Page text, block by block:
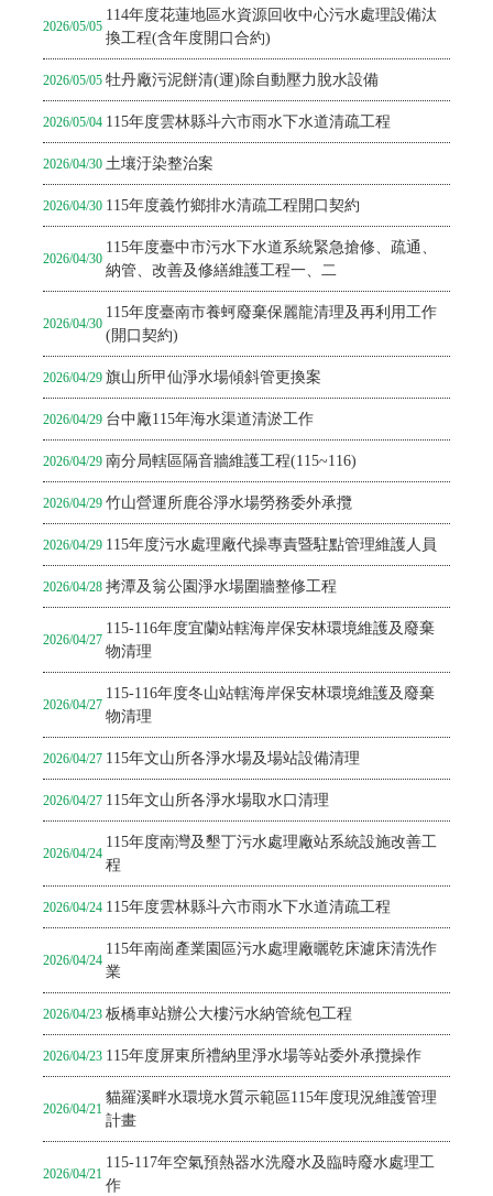
2026/05/05
114年度花蓮地區水資源回收中心污水處理設備汰
換工程(含年度開口合約)
2026/05/05 牡丹廠污泥餅清(運)除自動壓力脫水設備
2026/05/04 115年度雲林縣斗六市雨水下水道清疏工程
2026/04/30 土壤汙染整治案
2026/04/30 115年度義竹鄉排水清疏工程開口契約
2026/04/30
115年度臺中市污水下水道系統緊急搶修、疏通、
納管、改善及修繕維護工程一、二
2026/04/30
115年度臺南市養蚵廢棄保麗龍清理及再利用工作
(開口契約)
2026/04/29 旗山所甲仙淨水場傾斜管更換案
2026/04/29 台中廠115年海水渠道清淤工作
2026/04/29 南分局轄區隔音牆維護工程(115~116)
2026/04/29 竹山營運所鹿谷淨水場勞務委外承攬
2026/04/29 115年度污水處理廠代操專責暨駐點管理維護人員
2026/04/28 拷潭及翁公園淨水場圍牆整修工程
2026/04/27
115-116年度宜蘭站轄海岸保安林環境維護及廢棄
物清理
2026/04/27
115-116年度冬山站轄海岸保安林環境維護及廢棄
物清理
2026/04/27 115年文山所各淨水場及場站設備清理
2026/04/27 115年文山所各淨水場取水口清理
2026/04/24
115年度南灣及墾丁污水處理廠站系統設施改善工
程
2026/04/24 115年度雲林縣斗六市雨水下水道清疏工程
2026/04/24
115年南崗產業園區污水處理廠曬乾床濾床清洗作
業
2026/04/23 板橋車站辦公大樓污水納管統包工程
2026/04/23 115年度屏東所禮納里淨水場等站委外承攬操作
2026/04/21
貓羅溪畔水環境水質示範區115年度現況維護管理
計畫
2026/04/21
115-117年空氣預熱器水洗廢水及臨時廢水處理工
作